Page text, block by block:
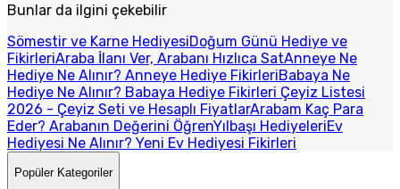
Bunlar da ilgini çekebilir
Sömestir ve Karne HediyesiDoğum Günü Hediye ve
FikirleriAraba İlanı Ver, Arabanı Hızlıca SatAnneye Ne
Hediye Ne Alınır? Anneye Hediye FikirleriBabaya Ne
Hediye Ne Alınır? Babaya Hediye Fikirleri Çeyiz Listesi
2026 - Çeyiz Seti ve Hesaplı FiyatlarArabam Kaç Para
Eder? Arabanın Değerini ÖğrenYılbaşı HediyeleriEv
Hediyesi Ne Alınır? Yeni Ev Hediyesi Fikirleri
Popüler Kategoriler